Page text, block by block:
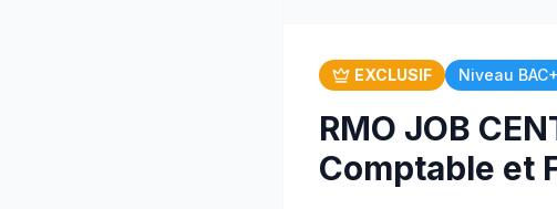
EXCLUSIF Niveau
RMO JOB
Comptable et